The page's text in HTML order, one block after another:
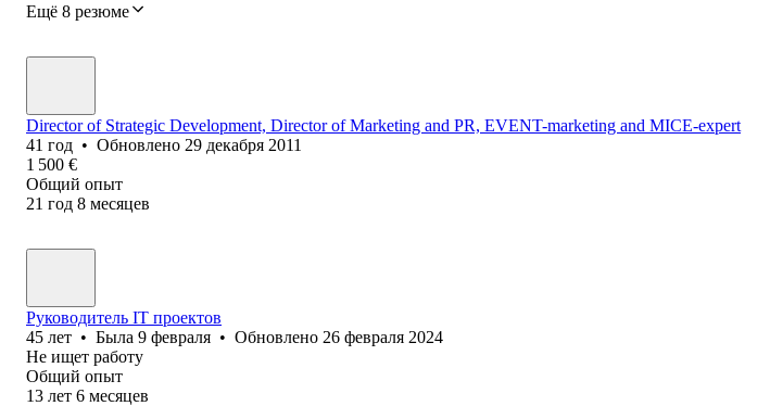
Ещё 8 резюме
Director of Strategic Development, Director of Marketing and PR, EVENT-marketing and MICE-expert
41 год • Обновлено 29 декабря 2011
1 500 €
Общий опыт
21 год 8 месяцев
Руководитель IT проектов
45 лет • Была 9 февраля • Обновлено 26 февраля 2024
Не ищет работу
Общий опыт
13 лет 6 месяцев